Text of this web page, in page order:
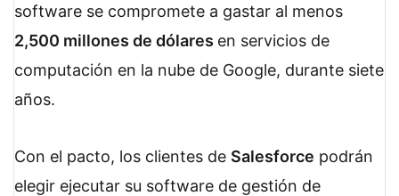
oIp
a
software se compromete a gastar al menos
2,500 millones de dólares en servicios de
computación en la nube de Google, durante siete
años.
Con el pacto, los clientes de Salesforce podrán
elegir ejecutar su software de gestión de